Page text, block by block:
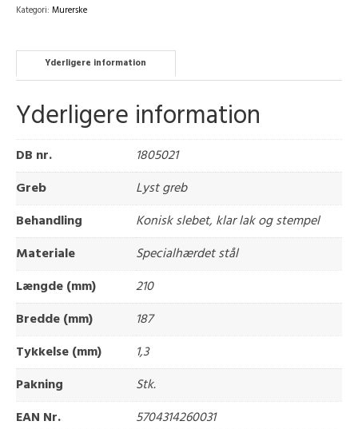
Kategori: Murerske
Yderligere information
Yderligere information
DB nr.
1805021
Greb
Lyst greb
Behandling
Konisk slebet, klar lak og stempel
Materiale
Specialhærdet stål
Længde (mm)
210
Bredde (mm)
187
Tykkelse (mm)
1,3
Pakning
Stk.
EAN Nr.
5704314260031